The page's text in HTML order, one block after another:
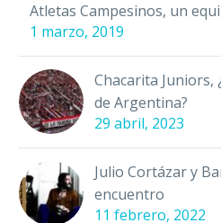
Atletas Campesinos, un
1 marzo, 2019
Chacarita Juniors,
de Argentina?
29 abril, 2023
Julio Cortázar y
encuentro
11 febrero, 2022